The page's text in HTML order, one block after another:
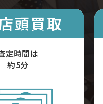
頭買取
定時間は
約5分